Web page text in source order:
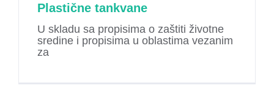
Plastične tankvane
U skladu sa propisima o zaštiti životne
sredine i propisima u oblastima vezanim
za